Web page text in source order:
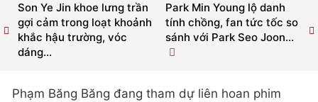
Park Min Young lộ danh
tính chồng, fan tức tốc so
sánh với Park Seo Joon...
Son Ye Jin khoe lưng trần
gợi cảm trong loạt khoảnh
khắc hậu trường, vóc
dáng...
Phạm Băng Băng đang tham dự liên hoan phim